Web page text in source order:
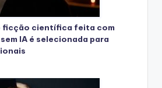
ficção científica feita com
IA é selecionada para